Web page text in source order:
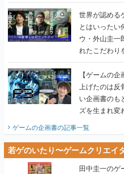
世界が認める
とはいったい
ウ・外山圭一
れたこだわり
画書】
【ゲームの
上げたのは反
い企画書のも
ズを生まれ変
ビュー】
ゲームの企画書の記事一覧
若ゲのいたり〜ゲームクリエイ
田中圭一のゲ